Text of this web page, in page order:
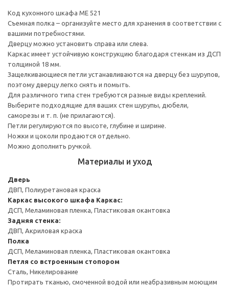
Код кухонного шкафа ME 521
Съемная полка – организуйте место для хранения в соответствии с
вашими потребностями.
Дверцу можно установить справа или слева.
Каркас имеет устойчивую конструкцию благодаря стенкам из ДСП
толщиной 18 мм.
Защелкивающиеся петли устанавливаются на дверцу без шурупов,
поэтому дверцу легко снять и помыть.
Для различного типа стен требуются разные виды креплений.
Выберите подходящие для ваших стен шурупы, дюбели,
саморезы и т. п. (не прилагаются).
Петли регулируются по высоте, глубине и ширине.
Ножки и цоколи продаются отдельно.
Можно дополнить ручкой.
Материалы и уход
Дверь
ДВП, Полиуретановая краска
Каркас высокого шкафа Каркас:
ДСП, Меламиновая пленка, Пластиковая окантовка
Задняя стенка:
ДВП, Акриловая краска
Полка
ДСП, Меламиновая пленка, Пластиковая окантовка
Петля со встроенным стопором
Сталь, Никелирование
Протирать тканью, смоченной водой или неабразивным моющим